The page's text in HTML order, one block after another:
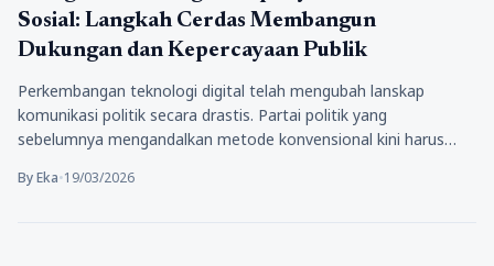
Sosial: Langkah Cerdas Membangun
Dukungan dan Kepercayaan Publik
Perkembangan teknologi digital telah mengubah lanskap
komunikasi politik secara drastis. Partai politik yang
sebelumnya mengandalkan metode konvensional kini harus
By Eka•19/03/2026